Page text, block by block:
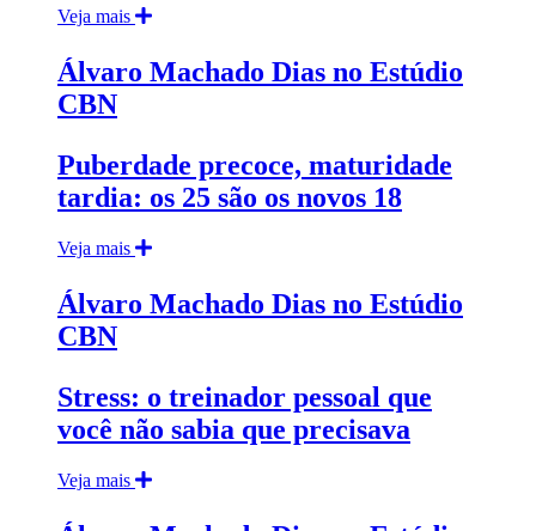
Veja mais
Álvaro Machado Dias no Estúdio
CBN
Puberdade precoce, maturidade
tardia: os 25 são os novos 18
Veja mais
Álvaro Machado Dias no Estúdio
CBN
Stress: o treinador pessoal que
você não sabia que precisava
Veja mais